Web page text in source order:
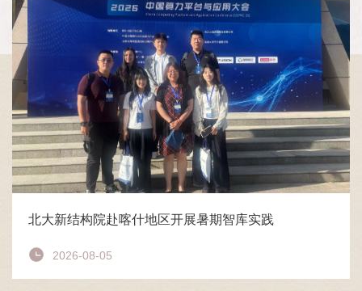
北大新结构院赴喀什地区开展暑期智库实践
2026-08-05